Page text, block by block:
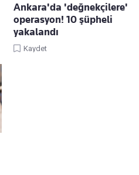
Ankara'da 'değnekçilere'
operasyon! 10 şüpheli
yakalandı
Kaydet